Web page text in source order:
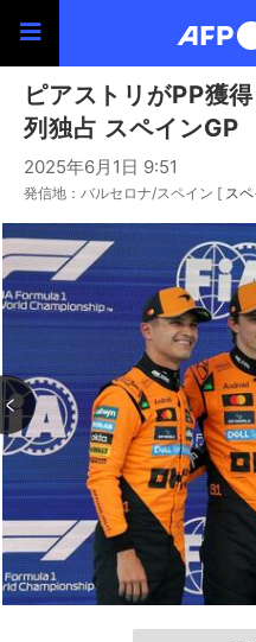
ピアストリがPP獲
列独占 スペインGP
2025年6月1日 9:51
発信地：バルセロナ/スペイン [ ス